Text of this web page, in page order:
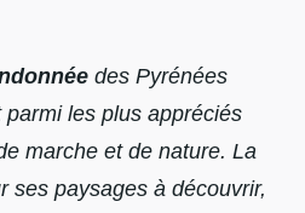
des Pyrénées
les plus appréciés
marche et de nature. La
ses paysages à découvrir,